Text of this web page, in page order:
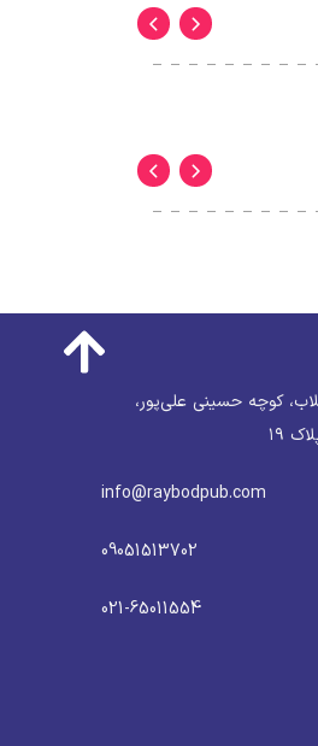
کوچه حسینی علی‌پور،
۱۹
info@raybodpub.com
09051513702
021-65011554